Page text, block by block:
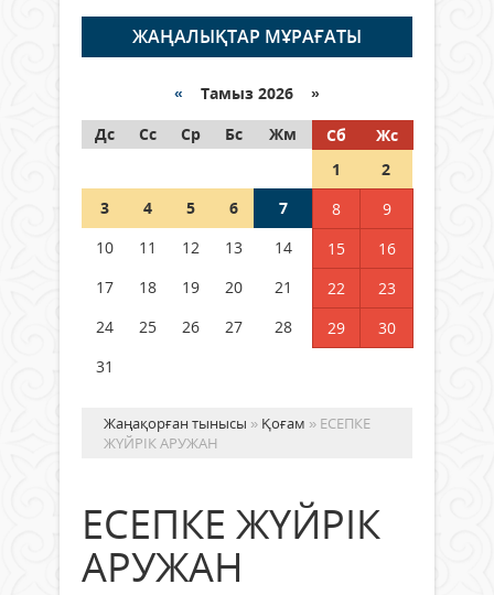
06 тамыз 2026 ж. 254
граждане Казахстана,
05 тамыз 2026 ж. 133
Шетелде жүрген Қазақстан
азаматтары қалай дауыс бере
ЖАҢАЛЫҚТАР МҰРАҒАТЫ
« Тамыз 2026 »
Дс
Сс Ср Бс Жм Сб
Жс
1
2
3
4 5 6 7 8
9
10
11 12 13 14 15
16
17
18 19 20 21 22
23
24
25 26 27 28 29
30
31
Жаңақорған тынысы » Қоғам » ЕСЕПКЕ
ЖҮЙРІК АРУЖАН
ЕСЕПКЕ ЖҮЙРІК
АРУЖАН